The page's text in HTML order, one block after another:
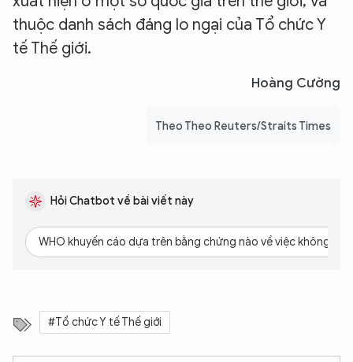
thuộc danh sách đáng lo ngại của Tổ chức Y
tế Thế giới.
Hoàng Cường
Theo Theo Reuters/Straits Times
Hỏi Chatbot về bài viết này
WHO khuyến cáo dựa trên bằng chứng nào về việc không
#Tổ chức Y tế Thế giới